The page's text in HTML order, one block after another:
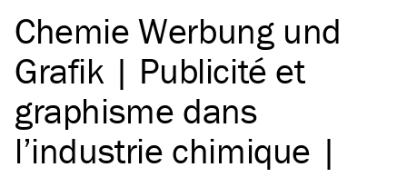
Chemie Werbung und
Grafik | Publicité et
graphisme dans
l’industrie chimique |